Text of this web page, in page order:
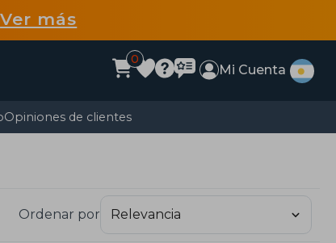
Ver más
0
Mi Cuenta
Opiniones de clientes
Ordenar por